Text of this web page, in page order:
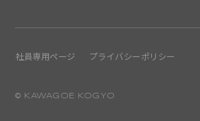
© KAWAGOE KOGYO
社員専用ページ プライバシーポリシー